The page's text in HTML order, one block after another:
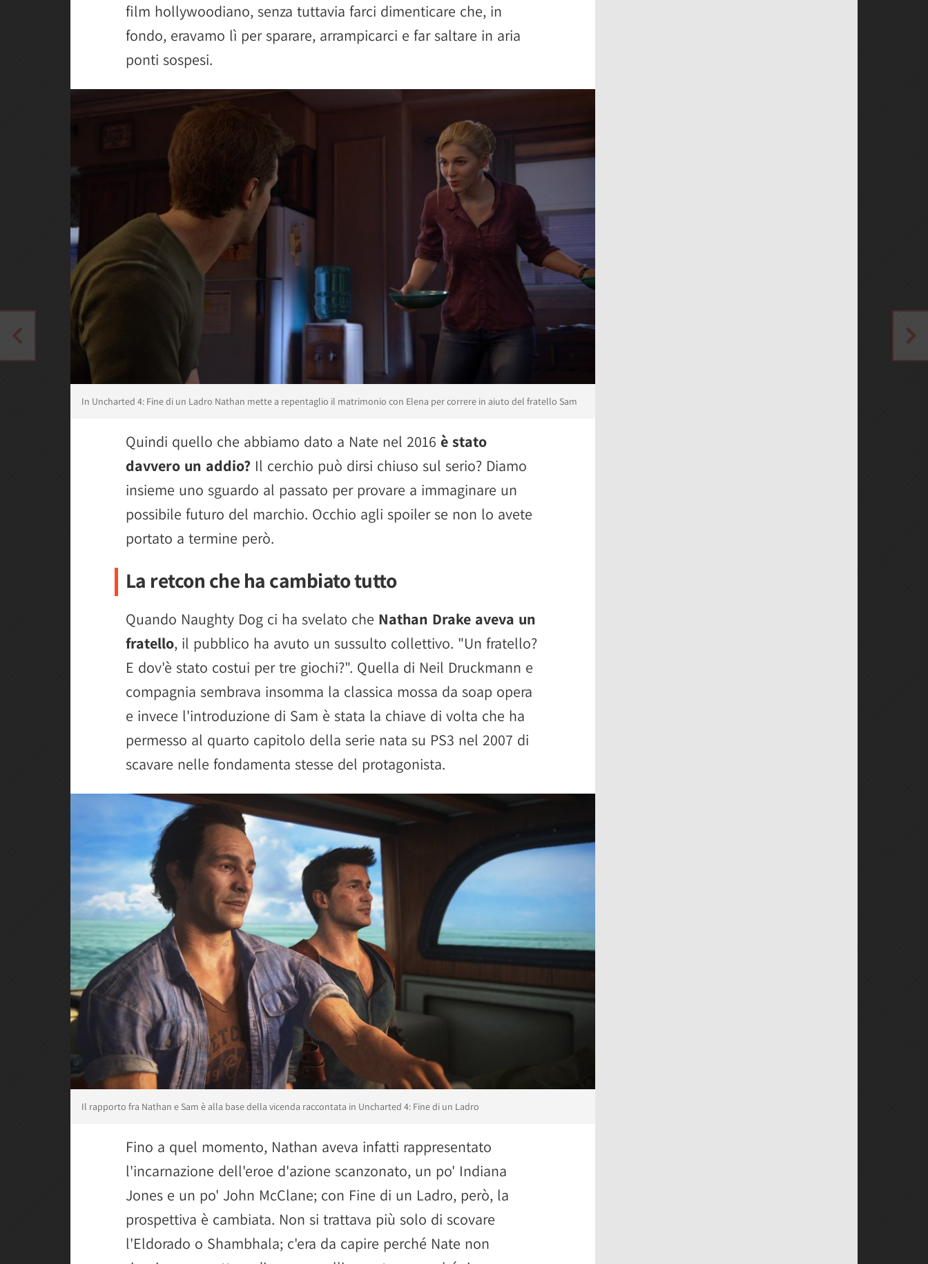
film hollywoodiano, senza tuttavia farci dimenticare che, in
fondo, eravamo lì per sparare, arrampicarci e far saltare in aria
ponti sospesi.
In Uncharted 4: Fine di un Ladro Nathan mette a repentaglio il matrimonio con Elena per correre in aiuto del fratello Sam
Quindi quello che abbiamo dato a Nate nel 2016 è stato
davvero un addio? Il cerchio può dirsi chiuso sul serio? Diamo
insieme uno sguardo al passato per provare a immaginare un
possibile futuro del marchio. Occhio agli spoiler se non lo avete
portato a termine però.
La retcon che ha cambiato tutto
Quando Naughty Dog ci ha svelato che Nathan Drake aveva un
fratello, il pubblico ha avuto un sussulto collettivo. "Un fratello?
E dov'è stato costui per tre giochi?". Quella di Neil Druckmann e
compagnia sembrava insomma la classica mossa da soap opera
e invece l'introduzione di Sam è stata la chiave di volta che ha
permesso al quarto capitolo della serie nata su PS3 nel 2007 di
scavare nelle fondamenta stesse del protagonista.
Il rapporto fra Nathan e Sam è alla base della vicenda raccontata in Uncharted 4: Fine di un Ladro
Fino a quel momento, Nathan aveva infatti rappresentato
l'incarnazione dell'eroe d'azione scanzonato, un po' Indiana
Jones e un po' John McClane; con Fine di un Ladro, però, la
prospettiva è cambiata. Non si trattava più solo di scovare
l'Eldorado o Shambhala; c'era da capire perché Nate non